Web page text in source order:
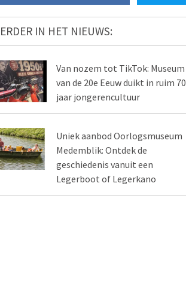
IN HET NIEUWS:
Van nozem tot TikTok: Museum
van de 20e Eeuw duikt in ruim 70
jaar jongerencultuur
Uniek aanbod Oorlogsmuseum
Medemblik: Ontdek de
geschiedenis vanuit een
Legerboot of Legerkano